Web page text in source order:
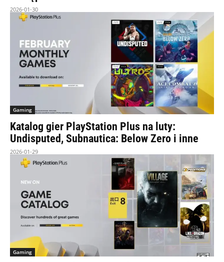
2026-01-30
Gaming
Katalog gier PlayStation Plus na luty:
Undisputed, Subnautica: Below Zero i inne
2026-01-29
Gaming